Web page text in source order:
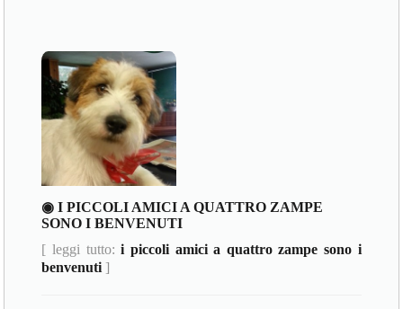
◉ I PICCOLI AMICI A QUATTRO ZAMPE
SONO I BENVENUTI
[ leggi tutto:i piccoli amici a quattro zampe sono i
benvenuti ]